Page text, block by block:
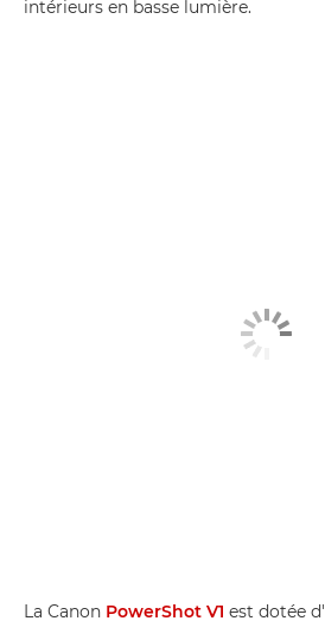
intérieurs en basse lumière.
La Canon PowerShot V1 est dotée